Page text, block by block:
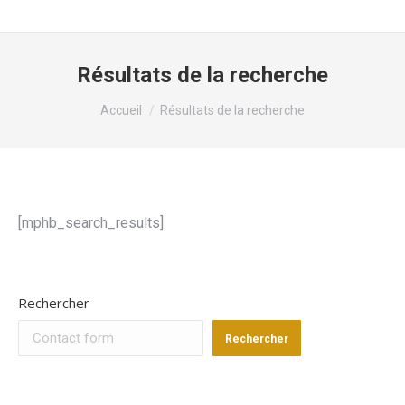
Résultats de la recherche
Vous êtes ici :
Accueil Résultats de la recherche
[mphb_search_results]
Rechercher
Rechercher